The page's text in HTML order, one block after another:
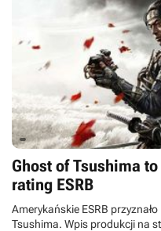
Ghost of Tsushima
rating ESRB
Amerykańskie ESRB
Tsushima. Wpis produkcji na